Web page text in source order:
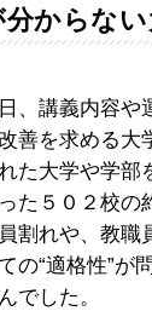
からない
、講義内容や
善を求める大
た大学や学部
た５０２校の
割れや、教職
の“適格性”が
でした。